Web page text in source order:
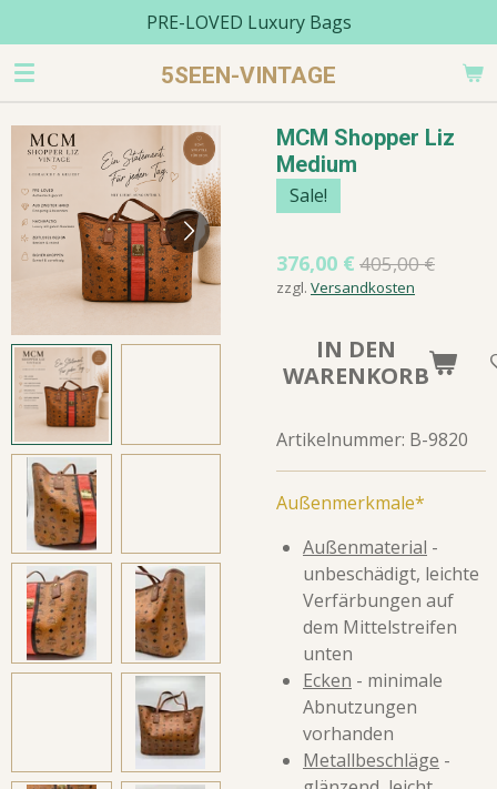
Hauptinhalt
springen
5SEEN-VINTAGE
PRE-LOVED Luxury Bags
MCM Shopper Liz
Medium
Sale!
376,00 € 405,00 €
zzgl. Versandkosten
IN DEN
WARENKORB
Artikelnummer: B-9820
Außenmerkmale*
Außenmaterial -
unbeschädigt, leichte
Verfärbungen auf
dem Mittelstreifen
unten
Ecken - minimale
Abnutzungen
vorhanden
Metallbeschläge -